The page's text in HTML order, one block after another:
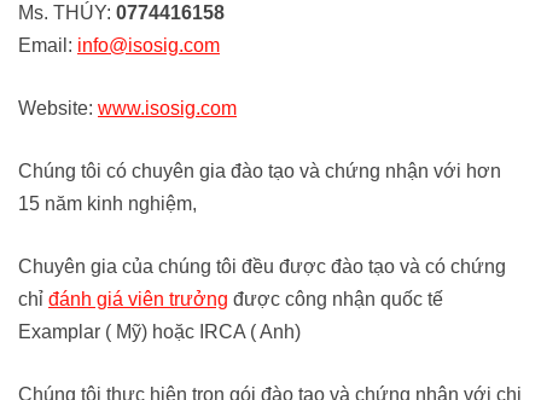
Ms. THÚY: 0774416158
Email: info@isosig.com
Website: www.isosig.com
Chúng tôi có chuyên gia đào tạo và chứng nhận với hơn
15 năm kinh nghiệm,
Chuyên gia của chúng tôi đều được đào tạo và có chứng
chỉ đánh giá viên trưởng được công nhận quốc tế
Examplar ( Mỹ) hoặc IRCA ( Anh)
Chúng tôi thực hiện trọn gói đào tạo và chứng nhận với chi